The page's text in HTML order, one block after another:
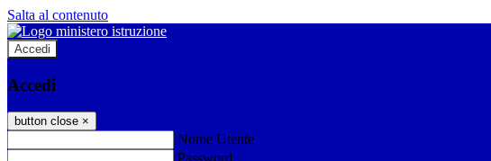
Salta al contenuto
Accedi
Accedi
button close ×
Nome Utente